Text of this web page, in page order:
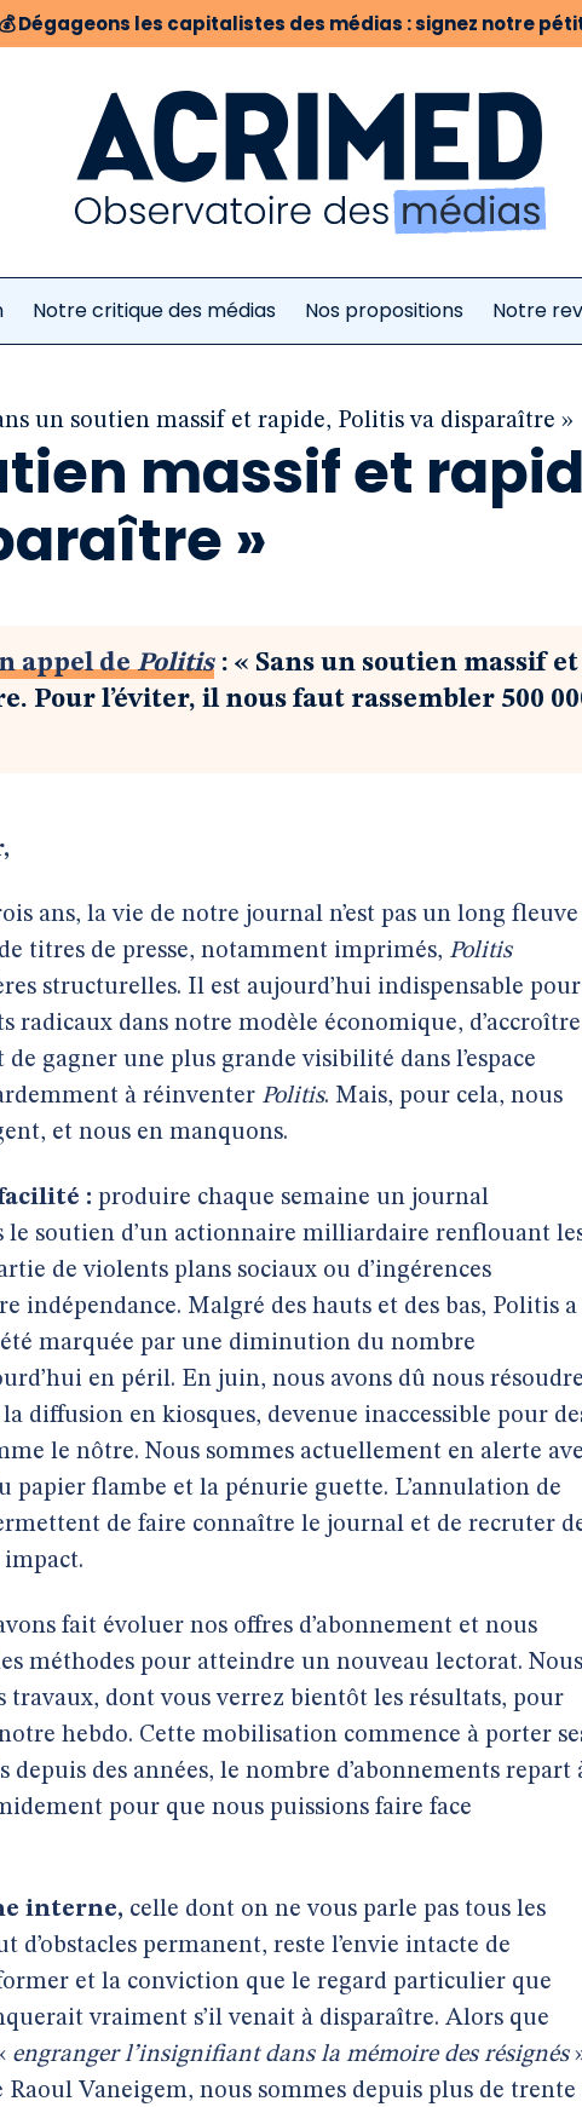
💰Dégageons les capitalistes des médias : signez notre
Notre critique des médias Nos propositions Notre
un soutien massif et rapide, Politis va disparaître »
massif et
»
appel dePolitis: « Sans un soutien massif et
Pour l’éviter, il nous faut rassembler 500
ans, la vie de notre journal n’est pas un long fleuve
titres de presse, notamment imprimés, Politis
structurelles. Il est aujourd’hui indispensable pour
radicaux dans notre modèle économique, d’accroître
de gagner une plus grande visibilité dans l’espace
à réinventer Politis. Mais, pour cela, nous
et nous en manquons.
: produire chaque semaine un journal
le soutien d’un actionnaire milliardaire renflouant
de violents plans sociaux ou d’ingérences
indépendance. Malgré des hauts et des bas, Politis a
été marquée par une diminution du nombre
en péril. En juin, nous avons dû nous
diffusion en kiosques, devenue inaccessible pour
le nôtre. Nous sommes actuellement en alerte
flambe et la pénurie guette. L’annulation de
de faire connaître le journal et de recruter
impact.
fait évoluer nos offres d’abonnement et nous
méthodes pour atteindre un nouveau lectorat. Nous
travaux, dont vous verrez bientôt les résultats, pour
hebdo. Cette mobilisation commence à porter
des années, le nombre d’abonnements repart
pour que nous puissions faire face
interne, celle dont on ne vous parle pas tous les
d’obstacles permanent, reste l’envie intacte de
et la conviction que le regard particulier que
vraiment s’il venait à disparaître. Alors que
engranger l’insignifiant dans la mémoire des résignés
Raoul Vaneigem, nous sommes depuis plus de trente